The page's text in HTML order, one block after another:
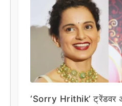
‘Sorry Hrithik’ ट्रेंडवर